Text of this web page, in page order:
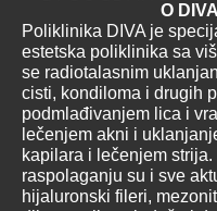
O
Poliklinika DIVA je
estetska poliklinika sa
se radiotalasnim
cisti, kondiloma i drugih
podmlađivanjem lica i
lečenjem akni i
kapilara i lečenjem
raspolaganju su i sve
hijaluronski fileri,